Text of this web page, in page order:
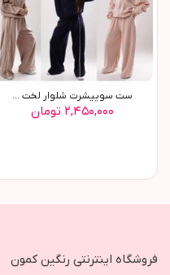
ست سوييشرت شلوار لخت ...
۲,۴۵۰,۰۰۰ تومان
فروشگاه اینترنتی رنگین کمون